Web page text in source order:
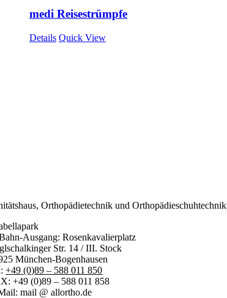
medi Reisestrümpfe
Details Quick View
Orthopädietechnik und Orthopädieschuhtechnik
Ausgang: Rosenkavalierplatz
Str. 14 / III. Stock
München-Bogenhausen
+49 (0)89 – 588 011 850
+49 (0)89 – 588 011 858
mail @ allortho.de